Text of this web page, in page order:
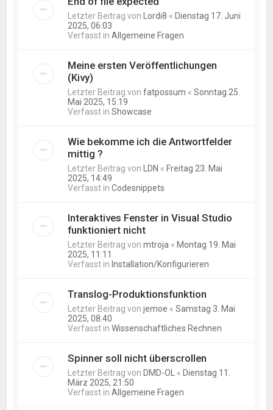
Letzter Beitrag von Lordi8 « Dienstag 17. Juni
2025, 06:03
Verfasst inAllgemeine Fragen
Meine ersten Veröffentlichungen
(Kivy)
Letzter Beitrag vonfatpossum «Sonntag 25.
Mai 2025, 15:19
Verfasst inShowcase
Wie bekomme ich die Antwortfelder
mittig ?
Letzter Beitrag von LDN « Freitag 23. Mai
2025, 14:49
Verfasst inCodesnippets
Interaktives Fenster in Visual Studio
funktioniert nicht
Letzter Beitrag vonmtroja « Montag 19. Mai
2025, 11:11
Verfasst in Installation/Konfigurieren
Translog-Produktionsfunktion
Letzter Beitrag vonjemoe «Samstag 3. Mai
2025, 08:40
Verfasst inWissenschaftliches Rechnen
Spinner soll nicht überscrollen
Letzter Beitrag von DMD-OL « Dienstag 11.
März 2025, 21:50
Verfasst inAllgemeine Fragen